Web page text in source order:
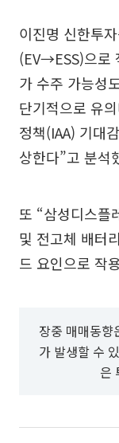
이진명 신한투
(EV→ESS)으로
가 수주 가능성
단기적으로 유
정책(IAA) 기대
상한다”고 분석
또 “삼성디스플
및 전고체 배터
드 요인으로 작
장중 매매동향
가 발생할 수
은